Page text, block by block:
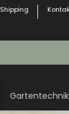
Shipping
Gartentechnik